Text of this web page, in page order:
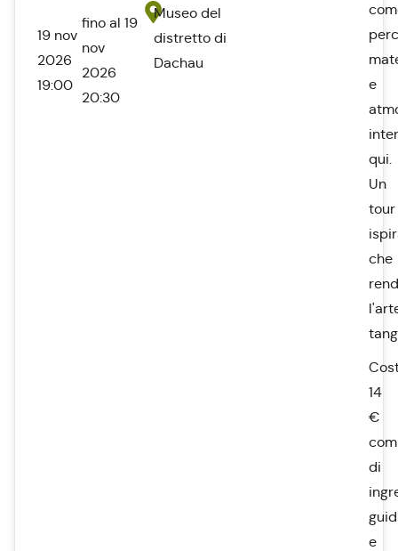
19 nov
2026
19:00
fino al 19
nov
2026
20:30
Museo del
distretto di
Dachau
e
qui.
Un
tour
che
14
€
di
e